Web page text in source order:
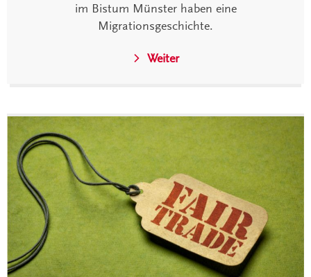
im Bistum Münster haben eine
Migrationsgeschichte.
Weiter